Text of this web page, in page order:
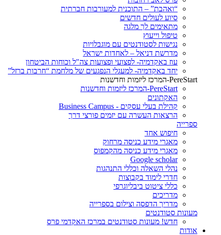
“ואהבת” – התוכנית למעורבות חברתית
סיוע לעולים חדשים
מתאימים לך מלגה
טיפול וייעוץ
נגישות לסטודנטים עם מוגבלויות
מדרשת דניאל – לאחדות ישראל
עוז באקדמיה- לפצועי ופצועות צה"ל וכוחות הביטחון
יחד באקדמיה- למעגלי הנפגעים של מלחמת “חרבות ברזל”
PereStart-המרכז ליזמות וחדשנות
PereStart-המרכז ליזמות וחדשנות
האקתונים
קהילת בעלי עסקים - Business Campus
הרצאות העשרה עם יזמים פורצי דרך
ספרייה
חיפוש אחד
מאגרי מידע כניסה מרחוק
מאגרי מידע כניסה מהקמפוס
Google scholar
נהלי השאלה וכללי התנהגות
חדרי לימוד בקבוצות
כללי ציטוט ביבליוגרפי
מדריכים
מדריך הדפסה וצילום בספרייה
מעונות סטודנטים
חדש! מעונות סטודנטים במרכז האקדמי פרס
אודות